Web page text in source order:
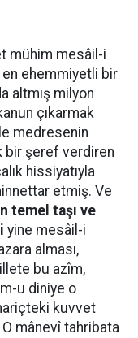
mühim mesâil-i
ehemmiyetli bir
altmış milyon
çıkarmak
medresenin
bir şeref verdiren
hissiyatıyla
etmiş. Ve
temel taşı ve
yine mesâil-i
alması,
bu azîm,
u diniye o
kuvvet
O mânevî tahribata